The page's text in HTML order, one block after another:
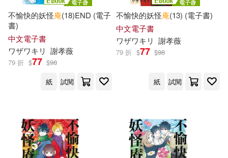
辛西亞．賴藍特(1) 邱雅芳(1)
郝譽翔(1)
鄔佩麗(1)
陸妍玲，周國清，黃婭琦，王傑等
不愉快的妖怪庵(18)END (電子
書)
中文電子書
ワザワキリ 謝孝薇
79 折 $77 $98
紙
試閱
不愉快的妖怪庵(13) (電子書)
中文電子書
ワザワキリ 謝孝薇
79 折 $77 $98
紙 試閱